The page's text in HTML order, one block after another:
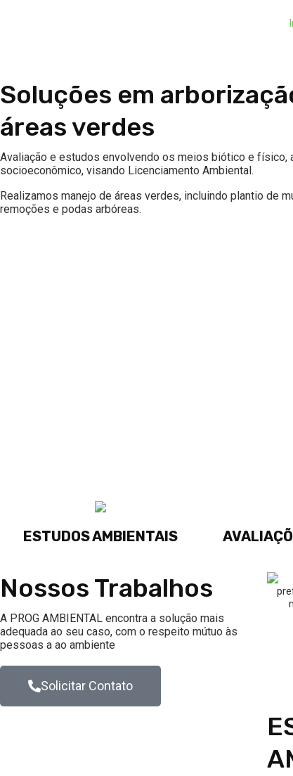
Soluções em
áreas verdes
Avaliação e estudos envolvendo os meios biótico e físico,
socioeconômico, visando Licenciamento Ambiental.​
Realizamos manejo de áreas verdes, incluindo plantio de
remoções e podas arbóreas.
ESTUDOS AMBIENTAIS
Nossos Trabalhos
A PROG AMBIENTAL encontra a solução mais
adequada ao seu caso, com o respeito mútuo às
pessoas a ao ambiente
Solicitar Contato